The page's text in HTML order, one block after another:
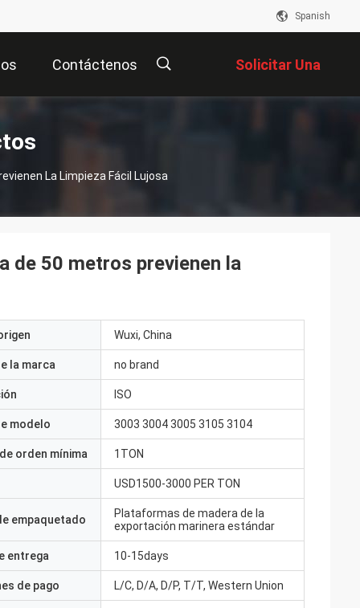
Spanish
Contáctenos Solicitar Una
Cotización
La Limpieza Fácil Lujosa
de 50 metros previenen la
Wuxi, China
la marca no brand
ISO
modelo 3003 3004 3005 3105 3104
orden mínima 1TON
USD1500-3000 PER TON
empaquetado
Plataformas de madera de la
exportación marinera estándar
entrega 10-15days
de pago L/C, D/A, D/P, T/T, Western Union